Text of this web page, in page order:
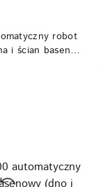
robot
i ścian basenu